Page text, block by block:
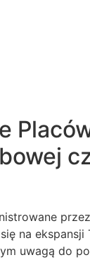
na ekspansji
uwagą do